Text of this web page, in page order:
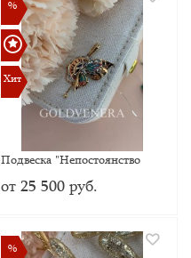
%
Хит
%
Хит
Подвеска "Непостоянство
времени" из красного золота с
от 25 500 руб.
%
%